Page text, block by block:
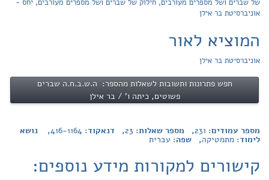
של שברים ושל מספרים מעורבים, חילוק של שברים ושל מספרים מעורבים, יחס -
אוניברסיטת בר אילן
המוציא לאור
אוניברסיטת בר אילן
חפש פתרונות ותשובות לשאלות מהספר: ה.ש.ב.ח.ה שברים
פשוטים, כיתה ו' / בר אילן
מספר עמודים: 231, מספר שאלות: 23, דנאקוד: 416-1164, נושא
לימוד: מתמטיקה, שפה: עברית
קישורים למקורות מידע נוספים: